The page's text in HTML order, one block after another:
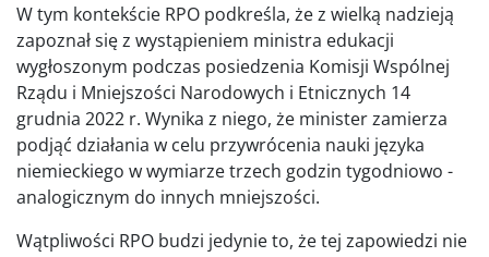
W tym kontekście RPO podkreśla, że z wielką nadzieją
zapoznał się z wystąpieniem ministra edukacji
wygłoszonym podczas posiedzenia Komisji Wspólnej
Rządu i Mniejszości Narodowych i Etnicznych 14
grudnia 2022 r. Wynika z niego, że minister zamierza
podjąć działania w celu przywrócenia nauki języka
niemieckiego w wymiarze trzech godzin tygodniowo -
analogicznym do innych mniejszości.
Wątpliwości RPO budzi jedynie to, że tej zapowiedzi nie